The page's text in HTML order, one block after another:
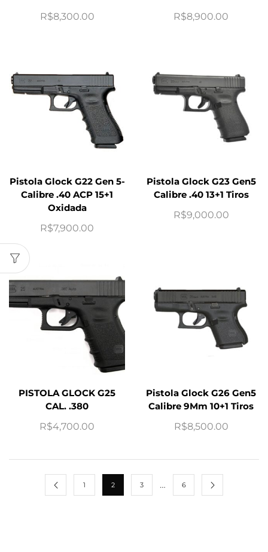
R$8,300.00 R$8,900.00
Pistola Glock G22 Gen 5-
Calibre .40 ACP 15+1
Oxidada
R$7,900.00
Pistola Glock G23 Gen5
Calibre .40 13+1 Tiros
R$9,000.00
PISTOLA GLOCK G25
CAL. .380
R$4,700.00
Pistola Glock G26 Gen5
Calibre 9Mm 10+1 Tiros
R$8,500.00
1 2 3 … 6